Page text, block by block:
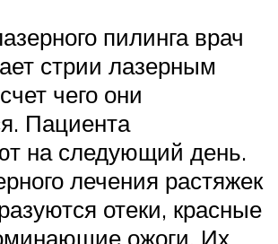
пилинга врач
стрии лазерным
чего они
Пациента
на следующий день.
лечения растяжек
отеки, красные
ожоги. Их